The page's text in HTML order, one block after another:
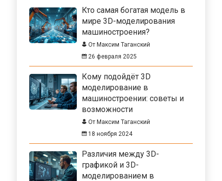
Кто самая богатая модель в
мире 3D-моделирования
машиностроения?
От Максим Таганский
26 февраля 2025
Кому подойдёт 3D
моделирование в
машиностроении: советы и
возможности
От Максим Таганский
18 ноября 2024
Различия между 3D-
графикой и 3D-
моделированием в